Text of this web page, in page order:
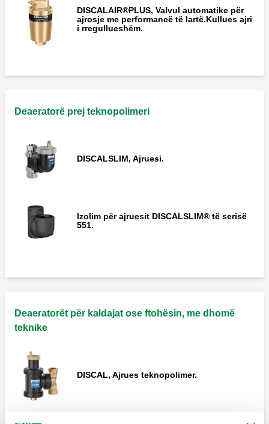
DISCALAIR®PLUS, Valvul automatike për
ajrosje me performancë të lartë.Kullues ajri
i rregullueshëm.
Deaeratorë prej teknopolimeri
DISCALSLIM, Ajruesi.
Izolim për ajruesit DISCALSLIM® të serisë
551.
Deaeratorët për kaldajat ose ftohësin, me dhomë
teknike
DISCAL, Ajrues teknopolimer.